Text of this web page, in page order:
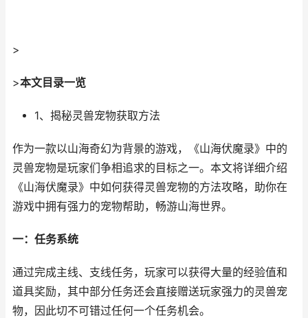
>
>本文目录一览
1、揭秘灵兽宠物获取方法
作为一款以山海奇幻为背景的游戏，《山海伏魔录》中的
灵兽宠物是玩家们争相追求的目标之一。本文将详细介绍
《山海伏魔录》中如何获得灵兽宠物的方法攻略，助你在
游戏中拥有强力的宠物帮助，畅游山海世界。
一：任务系统
通过完成主线、支线任务，玩家可以获得大量的经验值和
道具奖励，其中部分任务还会直接赠送玩家强力的灵兽宠
物，因此切不可错过任何一个任务机会。